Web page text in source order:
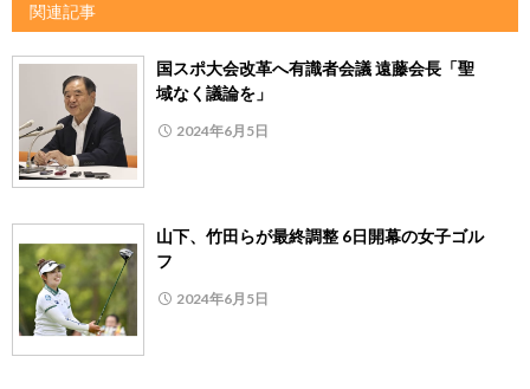
関連記事
国スポ大会改革へ有識者会議 遠藤会長「聖
域なく議論を」
2024年6月5日
山下、竹田らが最終調整 6日開幕の女子ゴル
フ
2024年6月5日